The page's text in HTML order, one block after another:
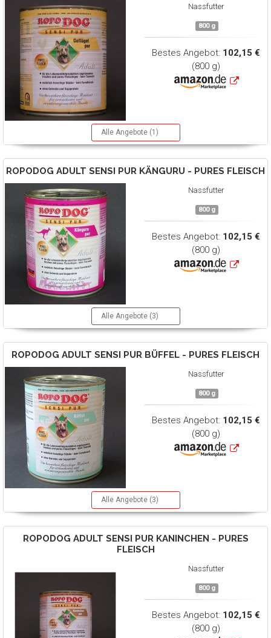
Nassfutter
800 g
Bestes Angebot: 102,15 €
(800 g)
Alle Angebote (1)
ROPODOG ADULT SENSI PUR KÄNGURU - PURES FLEISCH
Nassfutter
800 g
Bestes Angebot: 102,15 €
(800 g)
Alle Angebote (3)
ROPODOG ADULT SENSI PUR BÜFFEL - PURES FLEISCH
Nassfutter
800 g
Bestes Angebot: 102,15 €
(800 g)
Alle Angebote (3)
ROPODOG ADULT SENSI PUR KANINCHEN - PURES
FLEISCH
Nassfutter
800 g
Bestes Angebot: 102,15 €
(800 g)